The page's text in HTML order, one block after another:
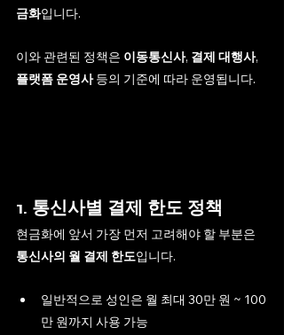
금화입니다.
이와 관련된 정책은 이동통신사, 결제 대행사,
플랫폼 운영사 등의 기준에 따라 운영됩니다.
1. 통신사별 결제 한도 정책
현금화에 앞서 가장 먼저 고려해야 할 부분은
통신사의 월 결제 한도입니다.
일반적으로 성인은 월 최대 30만 원 ~ 100
만 원까지 사용 가능